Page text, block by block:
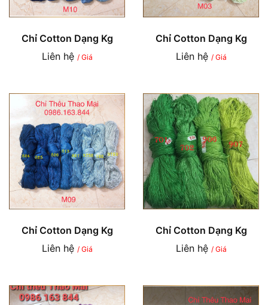
Chỉ Cotton Dạng Kg
Liên hệ / Giá
Chỉ Cotton Dạng Kg
Liên hệ / Giá
Chỉ Cotton Dạng Kg
Liên hệ / Giá
Chỉ Cotton Dạng Kg
Liên hệ / Giá